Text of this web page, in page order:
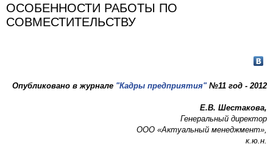
ОСОБЕННОСТИ РАБОТЫ ПО
СОВМЕСТИТЕЛЬСТВУ
Опубликовано в журнале "Кадры предприятия"№11 год - 2012
Е.В. Шестакова,
Генеральный директор
ООО «Актуальный менеджмент»,
к.ю.н.